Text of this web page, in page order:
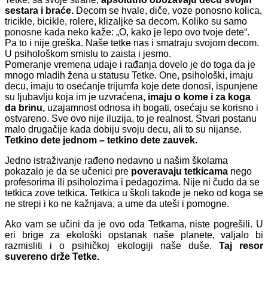
sestara i braće. Decom se hvale, diče, voze ponosno kolica,
tricikle, bicikle, rolere, klizaljke sa decom. Koliko su samo
ponosne kada neko kaže: „O, kako je lepo ovo tvoje dete“.
Pa to i nije greška. Naše tetke nas i smatraju svojom decom.
U psihološkom smislu to zaista i jesmo.
Pomeranje vremena udaje i rađanja dovelo je do toga da je
mnogo mladih žena u statusu Tetke. One, psihološki, imaju
decu, imaju to osećanje trijumfa koje dete donosi, ispunjene
su ljubavlju koja im je uzvraćena, imaju o kome i za koga
da brinu, uzajamnost odnosa ih bogati, osećaju se korisno i
ostvareno. Sve ovo nije iluzija, to je realnost. Stvari postanu
malo drugačije kada dobiju svoju decu, ali to su nijanse.
Tetkino dete jednom – tetkino dete zauvek.
Jedno istraživanje rađeno nedavno u našim školama
pokazalo je da se učenici pre poveravaju tetkicama nego
profesorima ili psiholozima i pedagozima. Nije ni čudo da se
tetkica zove tetkica. Tetkica u školi takođe je neko od koga se
ne strepi i ko ne kažnjava, a ume da uteši i pomogne.
Ako vam se učini da je ovo oda Tetkama, niste pogrešili. U
eri brige za ekološki opstanak naše planete, valjalo bi
razmisliti i o psihičkoj ekologiji naše duše. Taj resor
suvereno drže Tetke.